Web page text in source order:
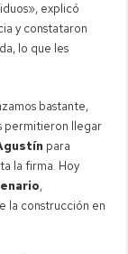
explicó
y constataron
lo que les
bastante,
permitieron llegar
para
la firma. Hoy
,
la construcción en